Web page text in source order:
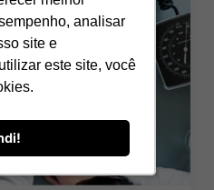
analisar
site e
este site, você
analisar
site e
este site, você